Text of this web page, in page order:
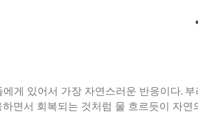
게 있어서 가장 자연스러운 반응이다.
면서 회복되는 것처럼 물 흐르듯이 자